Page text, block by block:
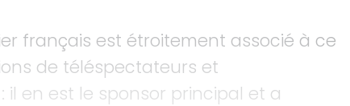
français est étroitement associé à ce
de téléspectateurs et
en est le sponsor principal et a